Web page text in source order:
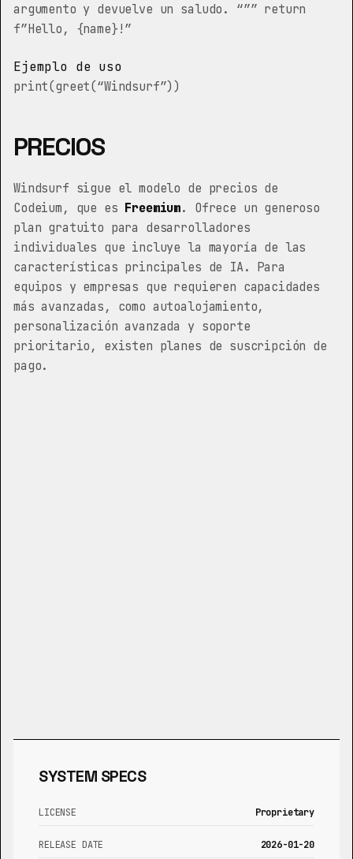
argumento y devuelve un saludo. “”” return
f”Hello, {name}!”
Ejemplo de uso
print(greet(“Windsurf”))
PRECIOS
Windsurf sigue el modelo de precios de
Codeium, que es Freemium. Ofrece un generoso
plan gratuito para desarrolladores
individuales que incluye la mayoría de las
características principales de IA. Para
equipos y empresas que requieren capacidades
más avanzadas, como autoalojamiento,
personalización avanzada y soporte
prioritario, existen planes de suscripción de
pago.
SYSTEM SPECS
LICENSE Proprietary
RELEASE DATE 2026-01-20